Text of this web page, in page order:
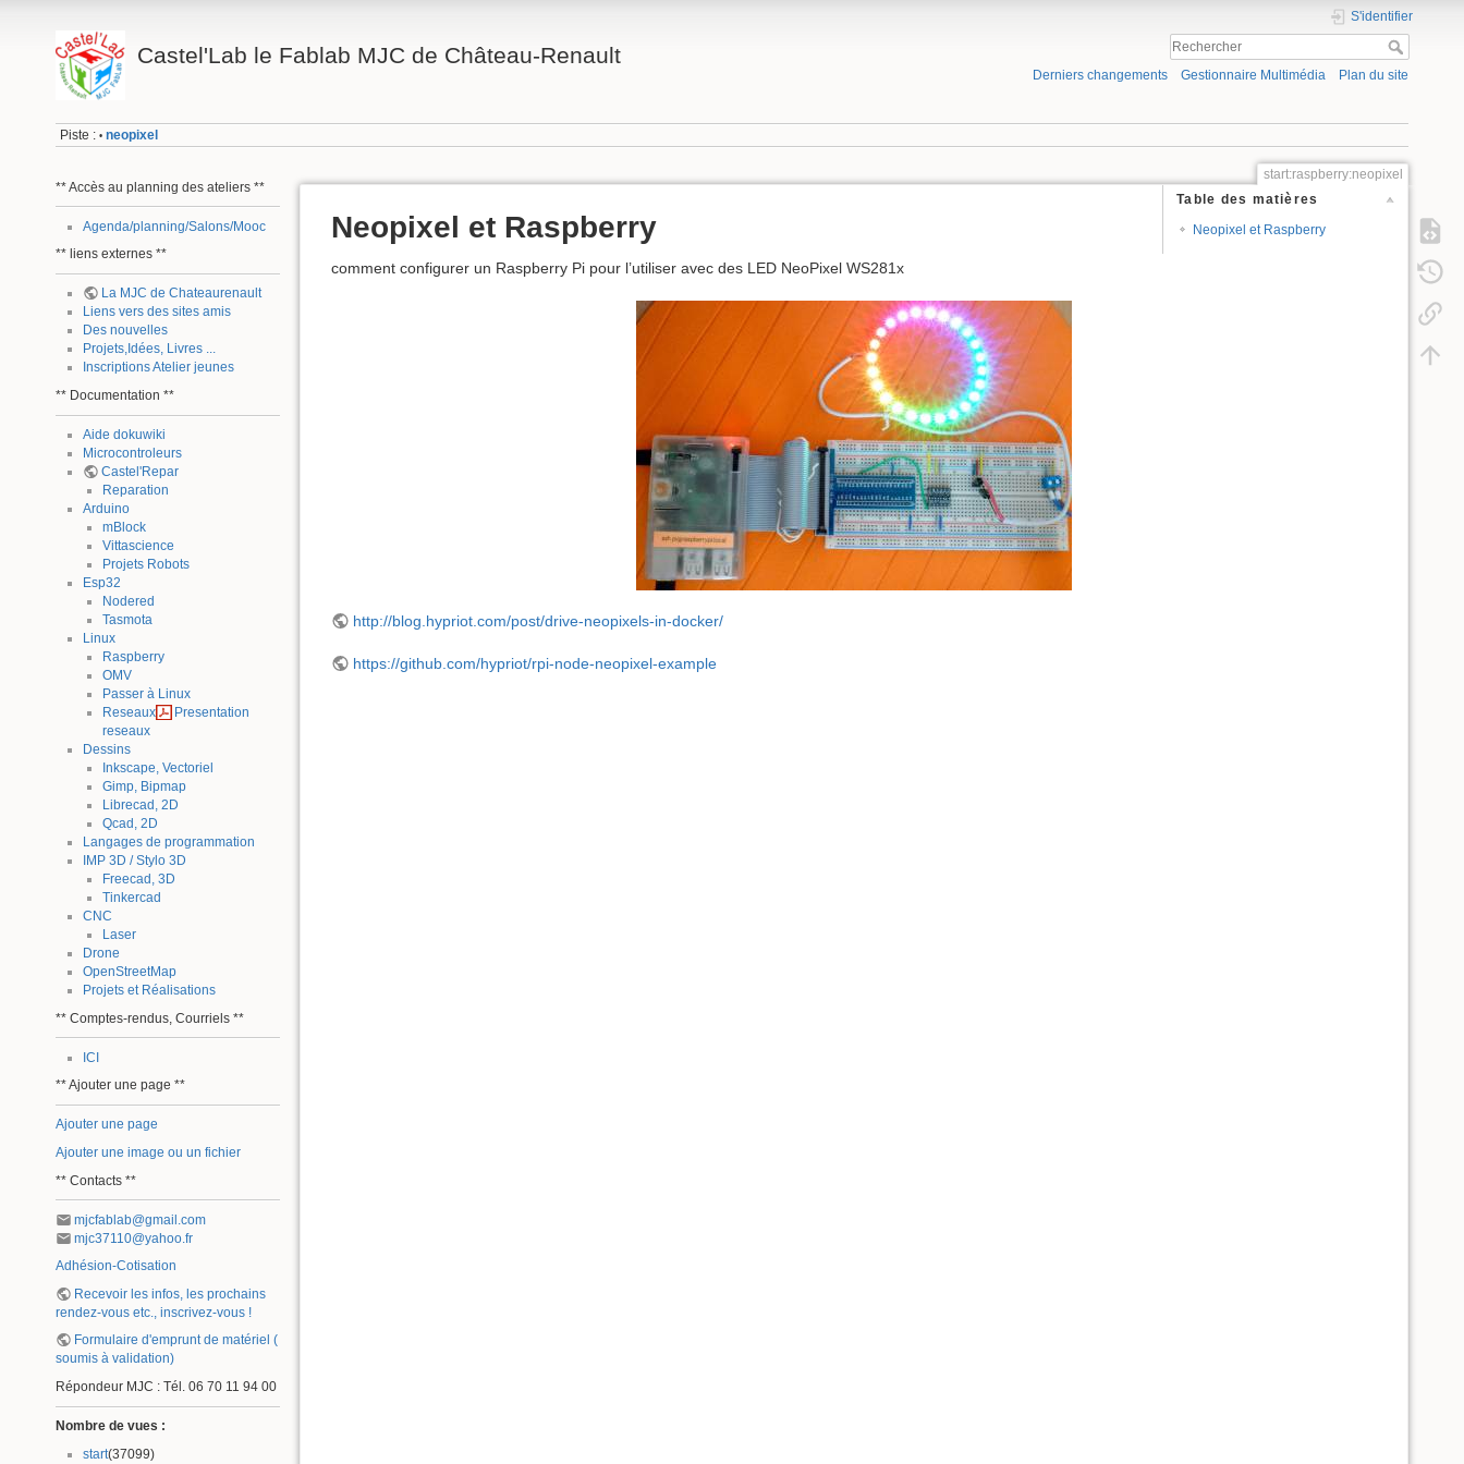
Castel'Lab le Fablab MJC de Château-Renault
S'identifier
Derniers changements Gestionnaire Multimédia Plan du site
Piste : • neopixel
** Accès au planning des ateliers **
Agenda/planning/Salons/Mooc
** liens externes **
La MJC de Chateaurenault
Liens vers des sites amis
Des nouvelles
Projets,Idées, Livres ...
Inscriptions Atelier jeunes
** Documentation **
Aide dokuwiki
Microcontroleurs
Castel'Repar
Reparation
Arduino
mBlock
Vittascience
Projets Robots
Esp32
Nodered
Tasmota
Linux
Raspberry
OMV
Passer à Linux
Reseaux
Presentation
reseaux
Dessins
Inkscape, Vectoriel
Gimp, Bipmap
Librecad, 2D
Qcad, 2D
Langages de programmation
IMP 3D / Stylo 3D
Freecad, 3D
Tinkercad
CNC
Laser
Drone
OpenStreetMap
Projets et Réalisations
** Comptes-rendus, Courriels **
ICI
** Ajouter une page **
Ajouter une page
Ajouter une image ou un fichier
** Contacts **
mjcfablab@gmail.com
mjc37110@yahoo.fr
Adhésion-Cotisation
Recevoir les infos, les prochains
rendez-vous etc., inscrivez-vous !
Formulaire d'emprunt de matériel (
soumis à validation)
Répondeur MJC : Tél. 06 70 11 94 00
Nombre de vues :
start(37099)
start:raspberry:neopixel
Table des matières
Neopixel et Raspberry
Neopixel et Raspberry
comment configurer un Raspberry Pi pour l’utiliser avec des LED NeoPixel WS281x
http://blog.hypriot.com/post/drive-neopixels-in-docker/
https://github.com/hypriot/rpi-node-neopixel-example